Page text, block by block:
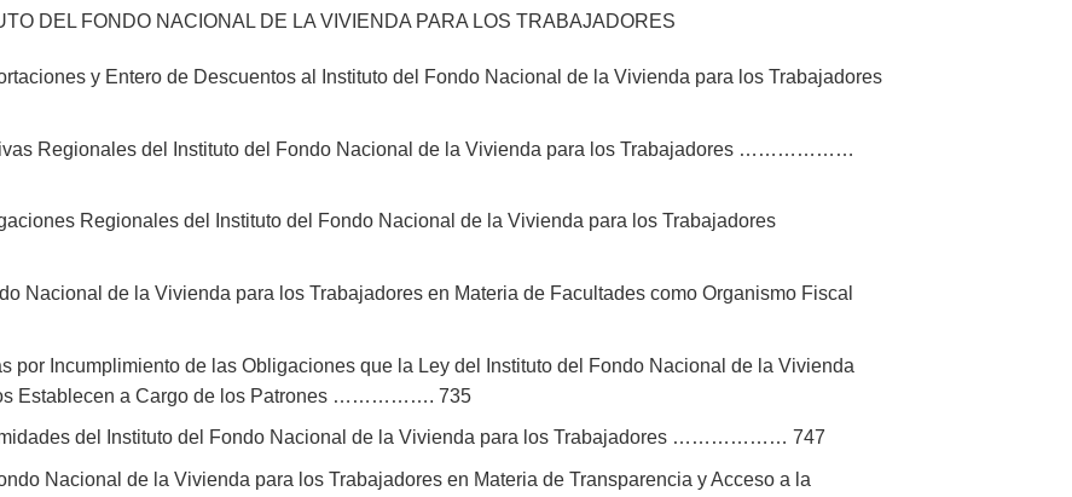
DEL FONDO NACIONAL DE LA VIVIENDA PARA LOS TRABAJADORES
y Entero de Descuentos al Instituto del Fondo Nacional de la Vivienda para los Trabajadores
Regionales del Instituto del Fondo Nacional de la Vivienda para los Trabajadores ………………
Regionales del Instituto del Fondo Nacional de la Vivienda para los Trabajadores
Nacional de la Vivienda para los Trabajadores en Materia de Facultades como Organismo Fiscal
por Incumplimiento de las Obligaciones que la Ley del Instituto del Fondo Nacional de la Vivienda
Establecen a Cargo de los Patrones ……………. 735
del Instituto del Fondo Nacional de la Vivienda para los Trabajadores ……………… 747
Nacional de la Vivienda para los Trabajadores en Materia de Transparencia y Acceso a la